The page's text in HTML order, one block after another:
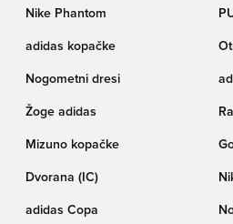
Nike Phantom
adidas kopačke
Nogometni dresi
Žoge adidas
Mizuno kopačke
Dvorana (IC)
adidas Copa